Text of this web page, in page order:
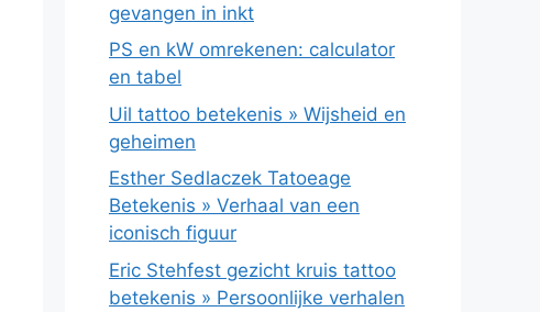
gevangen in inkt
PS en kW omrekenen: calculator
en tabel
Uil tattoo betekenis » Wijsheid en
geheimen
Esther Sedlaczek Tatoeage
Betekenis » Verhaal van een
iconisch figuur
Eric Stehfest gezicht kruis tattoo
betekenis » Persoonlijke verhalen